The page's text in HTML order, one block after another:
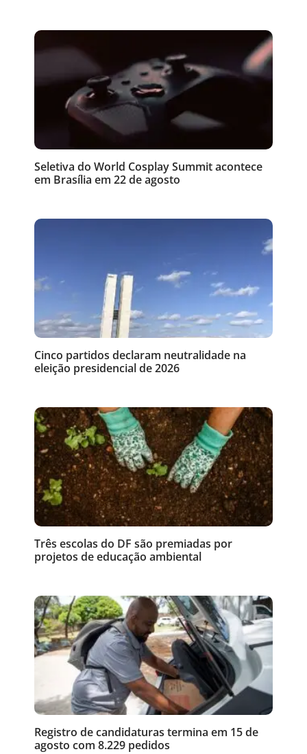
Seletiva do World Cosplay Summit acontece
em Brasília em 22 de agosto
Cinco partidos declaram neutralidade na
eleição presidencial de 2026
Três escolas do DF são premiadas por
projetos de educação ambiental
Registro de candidaturas termina em 15 de
agosto com 8.229 pedidos